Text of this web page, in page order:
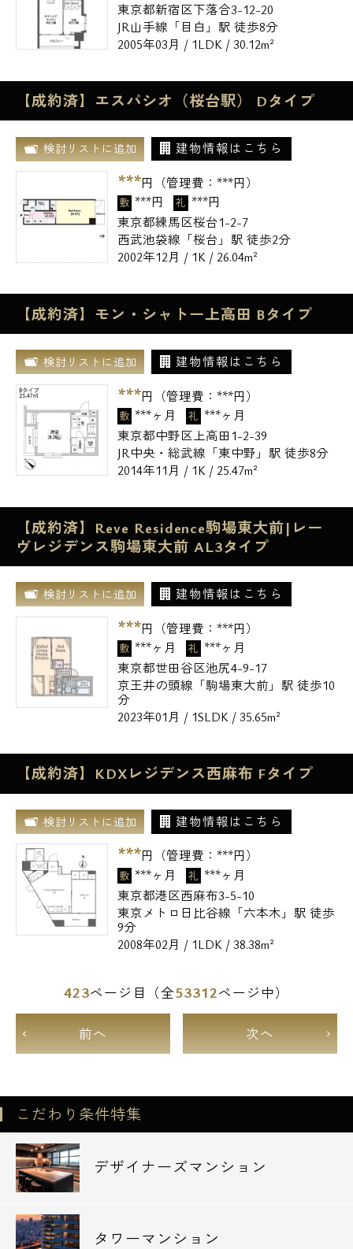
東京都新宿区下落合3-12-20
JR山手線「目白」駅 徒歩8分
2005年03月 / 1LDK / 30.12m²
【成約済】エスパシオ（桜台駅） Dタイプ
検討リストに追加 建物情報はこちら
***円（管理費： ***円）
敷 ***円 礼 ***円
東京都練馬区桜台1-2-7
西武池袋線「桜台」駅 徒歩2分
2002年12月 / 1K / 26.04m²
【成約済】モン・シャトー上高田 Bタイプ
検討リストに追加 建物情報はこちら
***円（管理費： ***円）
敷 ***ヶ月 礼 ***ヶ月
東京都中野区上高田1-2-39
JR中央・総武線「東中野」駅 徒歩8分
2014年11月 / 1K / 25.47m²
【成約済】Reve Residence駒場東大前|レー
ヴレジデンス駒場東大前 AL3タイプ
検討リストに追加 建物情報はこちら
***円（管理費： ***円）
敷 ***ヶ月 礼 ***ヶ月
東京都世田谷区池尻4-9-17
京王井の頭線「駒場東大前」駅 徒歩10
分
2023年01月 / 1SLDK / 35.65m²
【成約済】KDXレジデンス西麻布 Fタイプ
検討リストに追加 建物情報はこちら
***円（管理費： ***円）
敷 ***ヶ月 礼 ***ヶ月
東京都港区西麻布3-5-10
東京メトロ日比谷線「六本木」駅 徒歩
9分
2008年02月 / 1LDK / 38.38m²
423ページ目（全53312ページ中）
前へ 次へ
こだわり条件特集
デザイナーズマンション
タワーマンション